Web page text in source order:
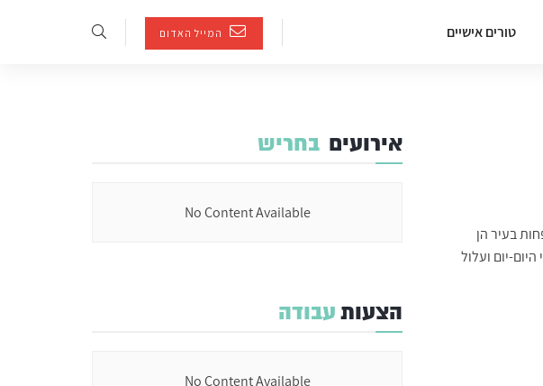
טורים אישיים המייל האדום
בעיר הן
יום ועלול
אירועים בחריש
No Content Available
הצעותעבודה
No Content Available